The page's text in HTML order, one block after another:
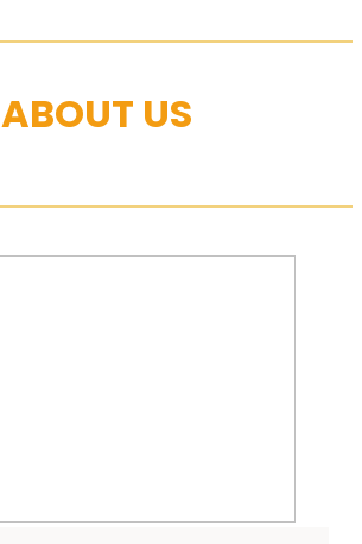
ABOUT US